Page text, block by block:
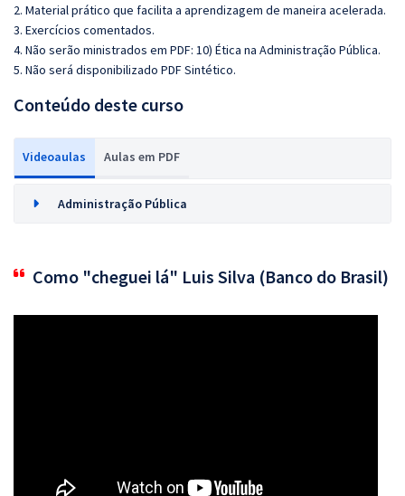
2. Material prático que facilita a aprendizagem de maneira acelerada.
3. Exercícios comentados.
4. Não serão ministrados em PDF: 10) Ética na Administração Pública.
5. Não será disponibilizado PDF Sintético.
Conteúdo deste curso
Videoaulas Aulas em PDF
Administração Pública
Como "cheguei lá" Luis Silva (Banco do Brasil)